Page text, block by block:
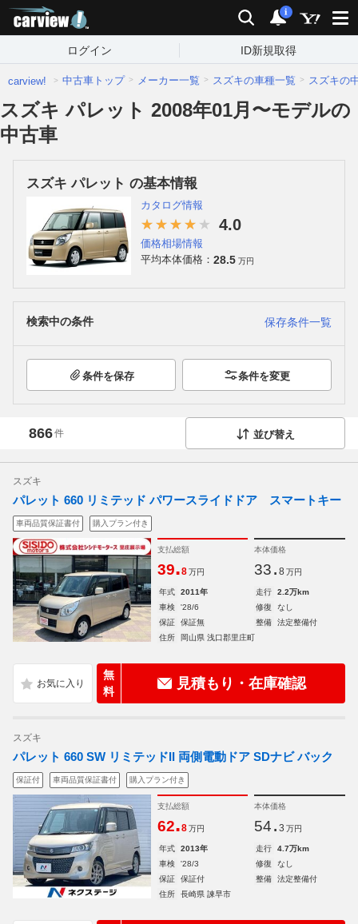
検索 通知
i
ログイン ID新規取得
carview! 中古車トップ メーカー一覧 スズキの車種一覧 スズキの
スズキ パレット 2008年01月〜モデルの
中古車
スズキ パレット の基本情報
カタログ情報
4.0
価格相場情報
平均本体価格： 28.5 万円
検索中の条件 保存条件一覧
条件を保存 条件を変更
866件 並び替え
スズキ
パレット 660 リミテッド パワースライドドア スマートキー
車両品質保証書付 購入プラン付き
支払総額
39.8 万円
本体価格
33. 8 万円
年式 2011年 走行
2.2万km
車検
'28/6 修復
なし
保証
保証無 整備
法定整備付
住所
岡山県 浅口郡里庄町
無
料
見積もり・在庫確認
スズキ
パレット 660 SW リミテッドII 両側電動ドア SDナビ バック
保証付 車両品質保証書付 購入プラン付き
支払総額
62.8 万円
本体価格
54. 3 万円
年式 2013年 走行
4.7万km
車検
'28/3 修復
なし
保証
保証付 整備
法定整備付
住所
長崎県 諫早市